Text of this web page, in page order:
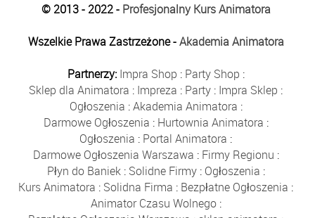
© 2013 - 2022 - Profesjonalny Kurs Animatora
Wszelkie Prawa Zastrzeżone -Akademia Animatora
Partnerzy: Impra Shop : Party Shop :
Sklep dla Animatora : Impreza : Party : Impra Sklep :
Ogłoszenia :Akademia Animatora :
Darmowe Ogłoszenia : Hurtownia Animatora :
Ogłoszenia : Portal Animatora :
Darmowe Ogłoszenia Warszawa : Firmy Regionu :
Płyn do Baniek: Solidne Firmy: Ogłoszenia :
Kurs Animatora : Solidna Firma : Bezpłatne Ogłoszenia :
Animator Czasu Wolnego: